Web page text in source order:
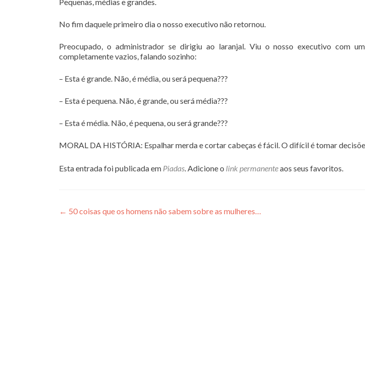
No fim daquele primeiro dia o nosso executivo não retornou.
Preocupado, o administrador se dirigiu ao laranjal. Viu o nosso executivo com
completamente vazios, falando sozinho:
– Esta é grande. Não, é média, ou será pequena???
– Esta é pequena. Não, é grande, ou será média???
– Esta é média. Não, é pequena, ou será grande???
MORAL DA HISTÓRIA: Espalhar merda e cortar cabeças é fácil. O difícil é tomar
Esta entrada foi publicada em Piadas. Adicione o link permanenteaos seus favoritos.
Navegação
← 50 coisas que os homens não sabem sobre as mulheres…